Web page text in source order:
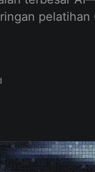
pelatihan